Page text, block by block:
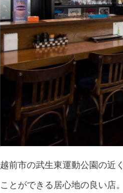
越前市の武生東運動公園の近
ことができる居心地の良い店。